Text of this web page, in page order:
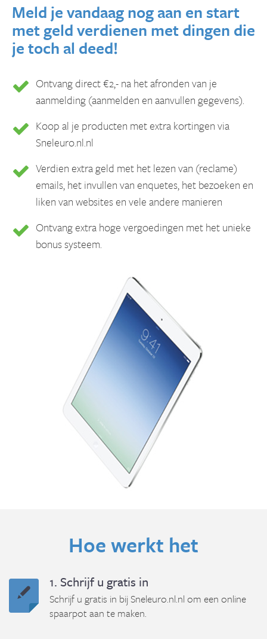
Meld je vandaag nog aan en start
met geld verdienen met dingen die
je toch al deed!
Ontvang direct €2,- na het afronden van je
aanmelding (aanmelden en aanvullen gegevens).
Koop al je producten met extra kortingen via
Sneleuro.nl.nl
Verdien extra geld met het lezen van (reclame)
emails, het invullen van enquetes, het bezoeken en
liken van websites en vele andere manieren
Ontvang extra hoge vergoedingen met het unieke
bonus systeem.
Hoe werkt het
1. Schrijf u gratis in
Schrijf u gratis in bij Sneleuro.nl.nl om een online
spaarpot aan te maken.